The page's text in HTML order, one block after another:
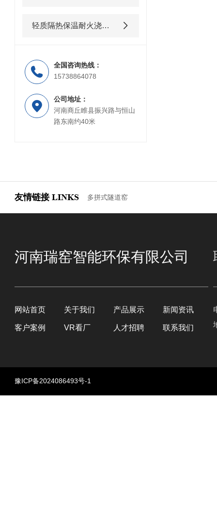
轻质隔热保温耐火浇注料
全国咨询热线：
15738864078
公司地址：
河南商丘睢县振兴路与恒山
路东南约40米
友情链接 LINKS 多拼式隧道窑
河南瑞窑智能环保有限公司
网站首页 关于我们 产品展示 新闻资讯
客户案例 VR看厂 人才招聘 联系我们
豫ICP备2024086493号-1